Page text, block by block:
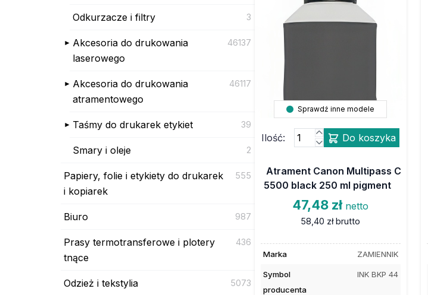
Odkurzacze i filtry 3
Akcesoria do drukowania
laserowego
46137
Akcesoria do drukowania
atramentowego
46117
Taśmy do drukarek etykiet 39
Smary i oleje 2
Papiery, folie i etykiety do drukarek
i kopiarek
555
Biuro 987
Prasy termotransferowe i plotery
tnące
436
Odzież i tekstylia 5073
Sprawdź inne modele
Ilość: Do koszyka
Atrament Canon Multipass C
5500 black 250 ml pigment
47,48 zł netto
58,40 zł brutto
Marka ZAMIENNIK
Symbol
producenta
INK BKP 44